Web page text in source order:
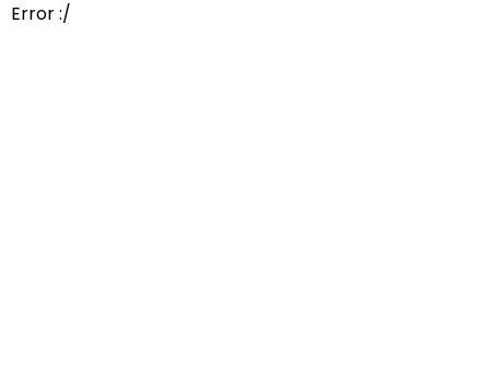
Error :/